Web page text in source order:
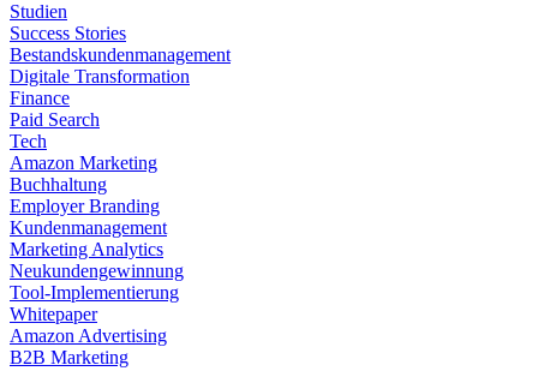
Studien
Success Stories
Bestandskundenmanagement
Digitale Transformation
Finance
Paid Search
Tech
Amazon Marketing
Buchhaltung
Employer Branding
Kundenmanagement
Marketing Analytics
Neukundengewinnung
Tool-Implementierung
Whitepaper
Amazon Advertising
B2B Marketing